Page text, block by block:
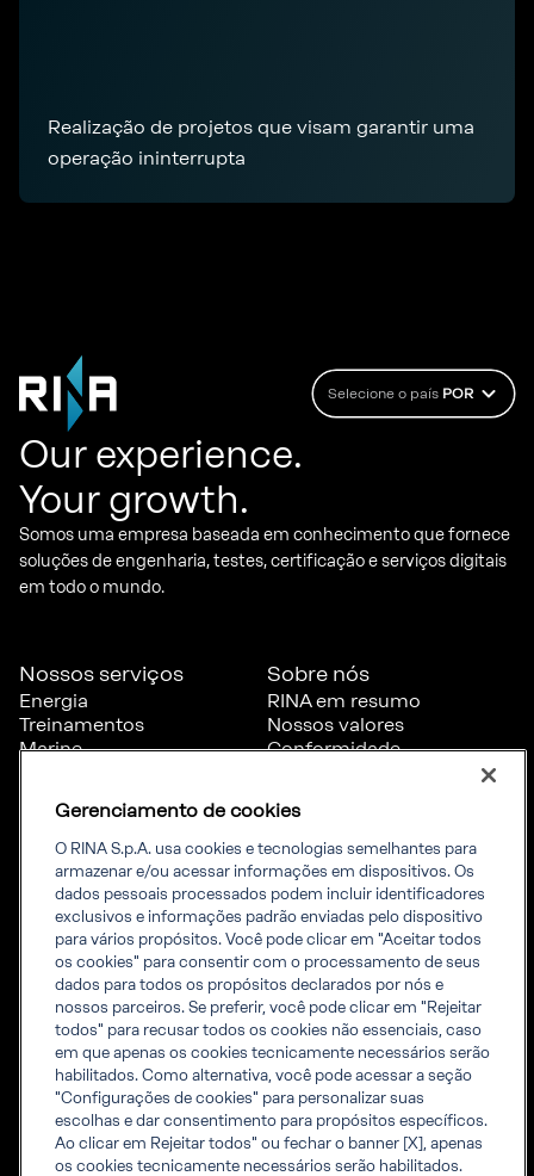
Realização de projetos que visam garantir uma
operação ininterrupta
Selecione o país POR
Our experience.
Your growth.
Somos uma empresa baseada em conhecimento que fornece
soluções de engenharia, testes, certificação e serviços digitais
em todo o mundo.
Nossos serviços
Energia
Treinamentos
Marine
infraestrutura
Sobre nós
RINA em resumo
Nossos valores
Conformidade
Diversidade & Inclusão
Trabalhe conosco
Ferramentas
Regras RINA
Acreditações
Inspeção acreditada de
Projetos de Engenharia e
Obras de infraestrutura
Igualdade salarial
Certificates list
Certification Member
Area
Marine Member Area
Informações
corporativas
Informações da Empresa
Aviso de privacidade
Política de cookies
Gerenciamento de cookies
O RINA S.p.A. usa cookies e tecnologias semelhantes para
armazenar e/ou acessar informações em dispositivos. Os
dados pessoais processados ​​podem incluir identificadores
exclusivos e informações padrão enviadas pelo dispositivo
para vários propósitos. Você pode clicar em "Aceitar todos
os cookies" para consentir com o processamento de seus
dados para todos os propósitos declarados por nós e
nossos parceiros. Se preferir, você pode clicar em "Rejeitar
todos" para recusar todos os cookies não essenciais, caso
em que apenas os cookies tecnicamente necessários serão
habilitados. Como alternativa, você pode acessar a seção
"Configurações de cookies" para personalizar suas
escolhas e dar consentimento para propósitos específicos.
Ao clicar em Rejeitar todos" ou fechar o banner [X], apenas
os cookies tecnicamente necessários serão habilitados.